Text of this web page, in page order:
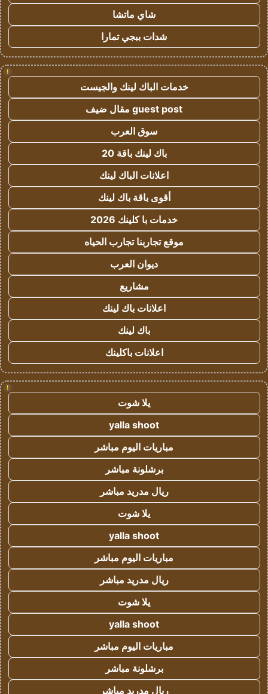
شاي ماتشا
شدات ببجي تمارا
!
خدمات الباك لينك والجيست
guest post مقال ضيف
سوق العرب
باك لينك باقة 20
اعلانات الباك لينك
أقوى باقة باك لينك
خدمات با كلينك 2026
موقع تجاربنا تجارب الحياه
ديوان العرب
مشاريع
اعلانات باك لينك
باك لينك
اعلانات باكلينك
!
يلا شوت
yalla shoot
مباريات اليوم مباشر
برشلونة مباشر
ريال مدريد مباشر
يلا شوت
yalla shoot
مباريات اليوم مباشر
ريال مدريد مباشر
يلا شوت
yalla shoot
مباريات اليوم مباشر
برشلونة مباشر
ريال مدريد مباشر